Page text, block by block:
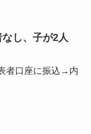
し、子が2人
者口座に振込→内